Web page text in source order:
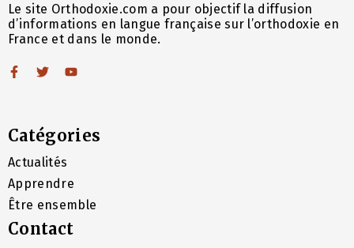
Le site Orthodoxie.com a pour objectif la diffusion
d’informations en langue française sur l’orthodoxie en
France et dans le monde.
Catégories
Actualités
Apprendre
Être ensemble
Contact